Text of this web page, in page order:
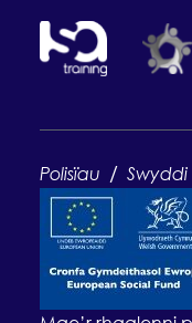
Polisïau / Swyddi